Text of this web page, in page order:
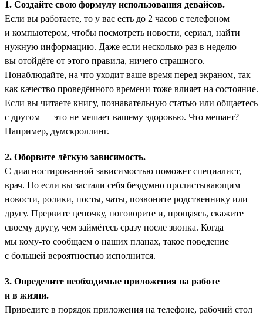
1. Создайте свою формулу использования девайсов.
Если вы работаете, то у вас есть до 2 часов с телефоном
и компьютером, чтобы посмотреть новости, сериал, найти
нужную информацию. Даже если несколько раз в неделю
вы отойдёте от этого правила, ничего страшного.
Понаблюдайте, на что уходит ваше время перед экраном, так
как качество проведённого времени тоже влияет на состояние.
Если вы читаете книгу, познавательную статью или общаетесь
с другом — это не мешает вашему здоровью. Что мешает?
Например, думскроллинг.
2. Оборвите лёгкую зависимость.
С диагностированной зависимостью поможет специалист,
врач. Но если вы застали себя бездумно пролистывающим
новости, ролики, посты, чаты, позвоните родственнику или
другу. Прервите цепочку, поговорите и, прощаясь, скажите
своему другу, чем займётесь сразу после звонка. Когда
мы кому-то сообщаем о наших планах, такое поведение
с большей вероятностью исполнится.
3. Определите необходимые приложения на работе
и в жизни.
Приведите в порядок приложения на телефоне, рабочий стол